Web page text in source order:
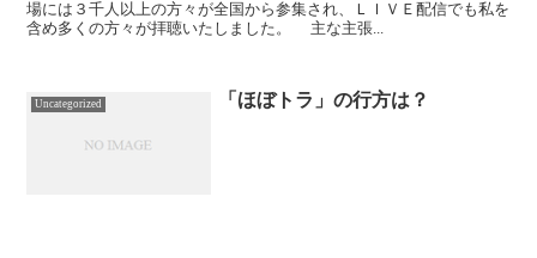
場には３千人以上の方々が全国から参集され、ＬＩＶＥ配信でも私を
含め多くの方々が拝聴いたしました。 主な主張...
Uncategorized 「ほぼトラ」の行方は？